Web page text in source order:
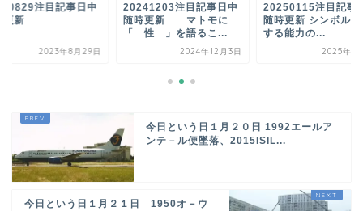
注目記事日中
更新
2023年8月29日
20241203注目記事日中
随時更新 マトモに
「 性 」を語るこ...
2024年12月3日
20250115注目記事
随時更新 シンボル
する能力の...
2025年1
今日という日１月２０日 1992エールア
ンテ－ル便墜落、2015ISIL...
今日という日１月２１日 1950オ－ウ